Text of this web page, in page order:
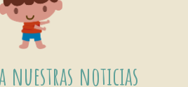
nuestras noticias